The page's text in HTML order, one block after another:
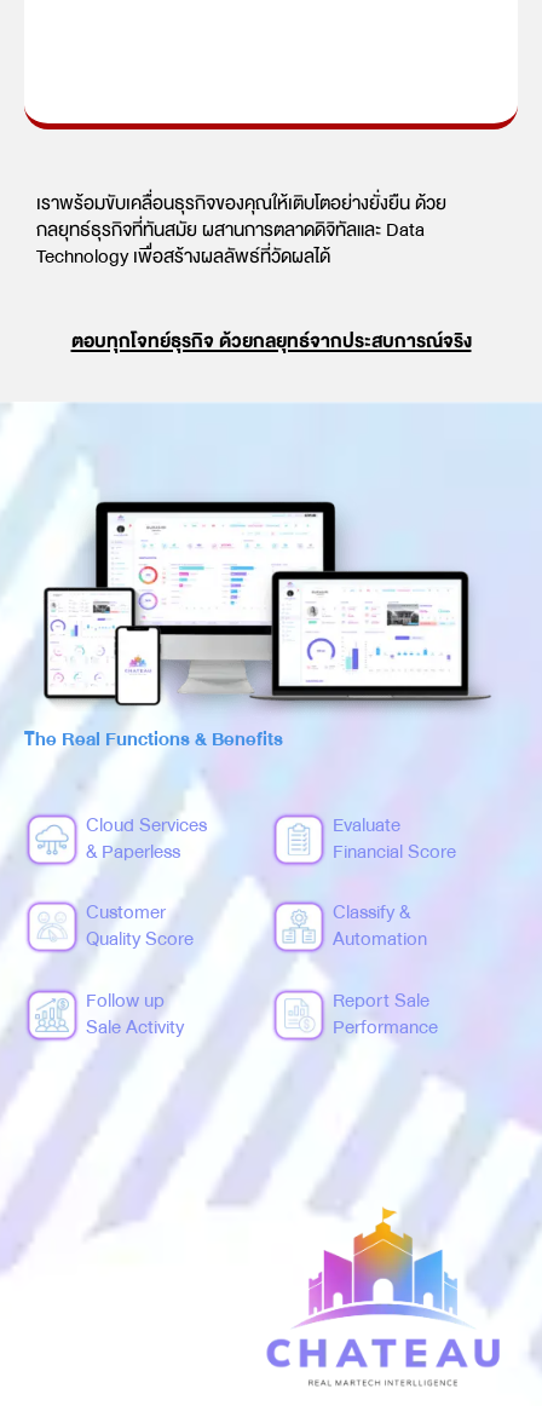
เราพร้อมขับเคลื่อนธุรกิจของคุณให้เติบโตอย่างยั่งยืน ด้วย
กลยุทธ์ธุรกิจที่ทันสมัย ผสานการตลาดดิจิทัลและ Data
Technology เพื่อสร้างผลลัพธ์ที่วัดผลได้
ตอบทุกโจทย์ธุรกิจ ด้วยกลยุทธ์จากประสบการณ์จริง
The Real Functions & Benefits
Cloud Services
& Paperless
Evaluate
Financial Score
Customer
Quality Score
Classify &
Automation
Follow up
Sale Activity
Report Sale
Performance